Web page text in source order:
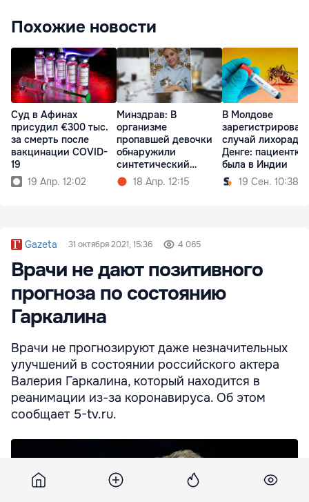
Похожие новости
Суд в Афинах
присудил €300 тыс.
за смерть после
вакцинации COVID-
19
19 Апр. 12:02
Минздрав: В
организме
пропавшей девочки
обнаружили
синтетический
опиоид18 Апр. 12:15
В Молдове
зарегистрирован
случай
Денге: пациентка
была в Индии
19 Сен. 10:38
Gazeta 31 октября 2021, 15:36 4 065
Врачи не дают позитивного
прогноза по состоянию
Гаркалина
Врачи не прогнозируют даже незначительных
улучшений в состоянии российского актера
Валерия Гаркалина, который находится в
реанимации из-за коронавируса. Об этом
сообщает 5-tv.ru.